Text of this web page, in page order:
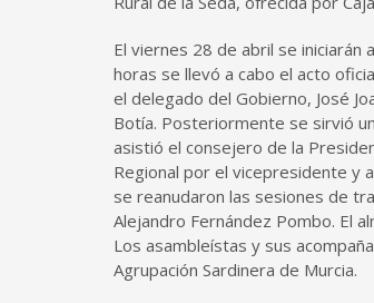
El viernes 28 de abril se iniciarán
horas se llevó a cabo el acto
el delegado del Gobierno, José
Botía. Posteriormente se sirvió
asistió el consejero de la
Regional por el vicepresidente y
se reanudaron las sesiones de
Alejandro Fernández Pombo. El
Los asambleístas y sus
Agrupación Sardinera de Murcia.